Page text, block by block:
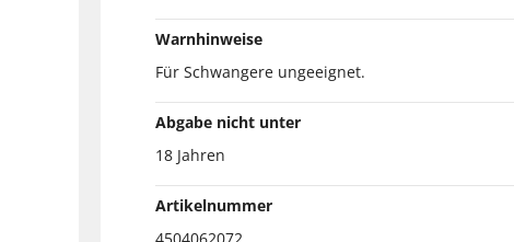
Warnhinweise
Für Schwangere ungeeignet.
Abgabe nicht unter
18 Jahren
Artikelnummer